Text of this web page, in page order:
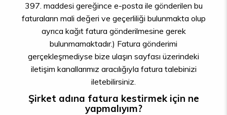
397. maddesi gereğince e-posta ile gönderilen bu
faturaların mali değeri ve geçerliliği bulunmakta olup
ayrıca kağıt fatura gönderilmesine gerek
bulunmamaktadır.) Fatura gönderimi
gerçekleşmediyse bize ulaşın sayfası üzerindeki
iletişim kanallarımız aracılığıyla fatura talebinizi
iletebilirsiniz.
Şirket adına fatura kestirmek için ne
yapmalıyım?